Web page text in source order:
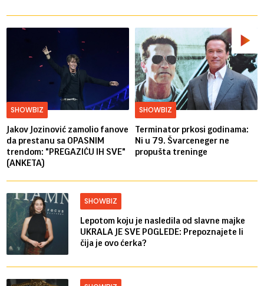
SHOWBIZ
Jakov Jozinović zamolio fanove
da prestanu sa OPASNIM
trendom: "PREGAZIĆU IH SVE"
(ANKETA)
SHOWBIZ
Terminator prkosi godinama:
Ni u 79. Švarceneger ne
propušta treninge
SHOWBIZ
Lepotom koju je nasledila od slavne majke
UKRALA JE SVE POGLEDE: Prepoznajete li
čija je ovo ćerka?